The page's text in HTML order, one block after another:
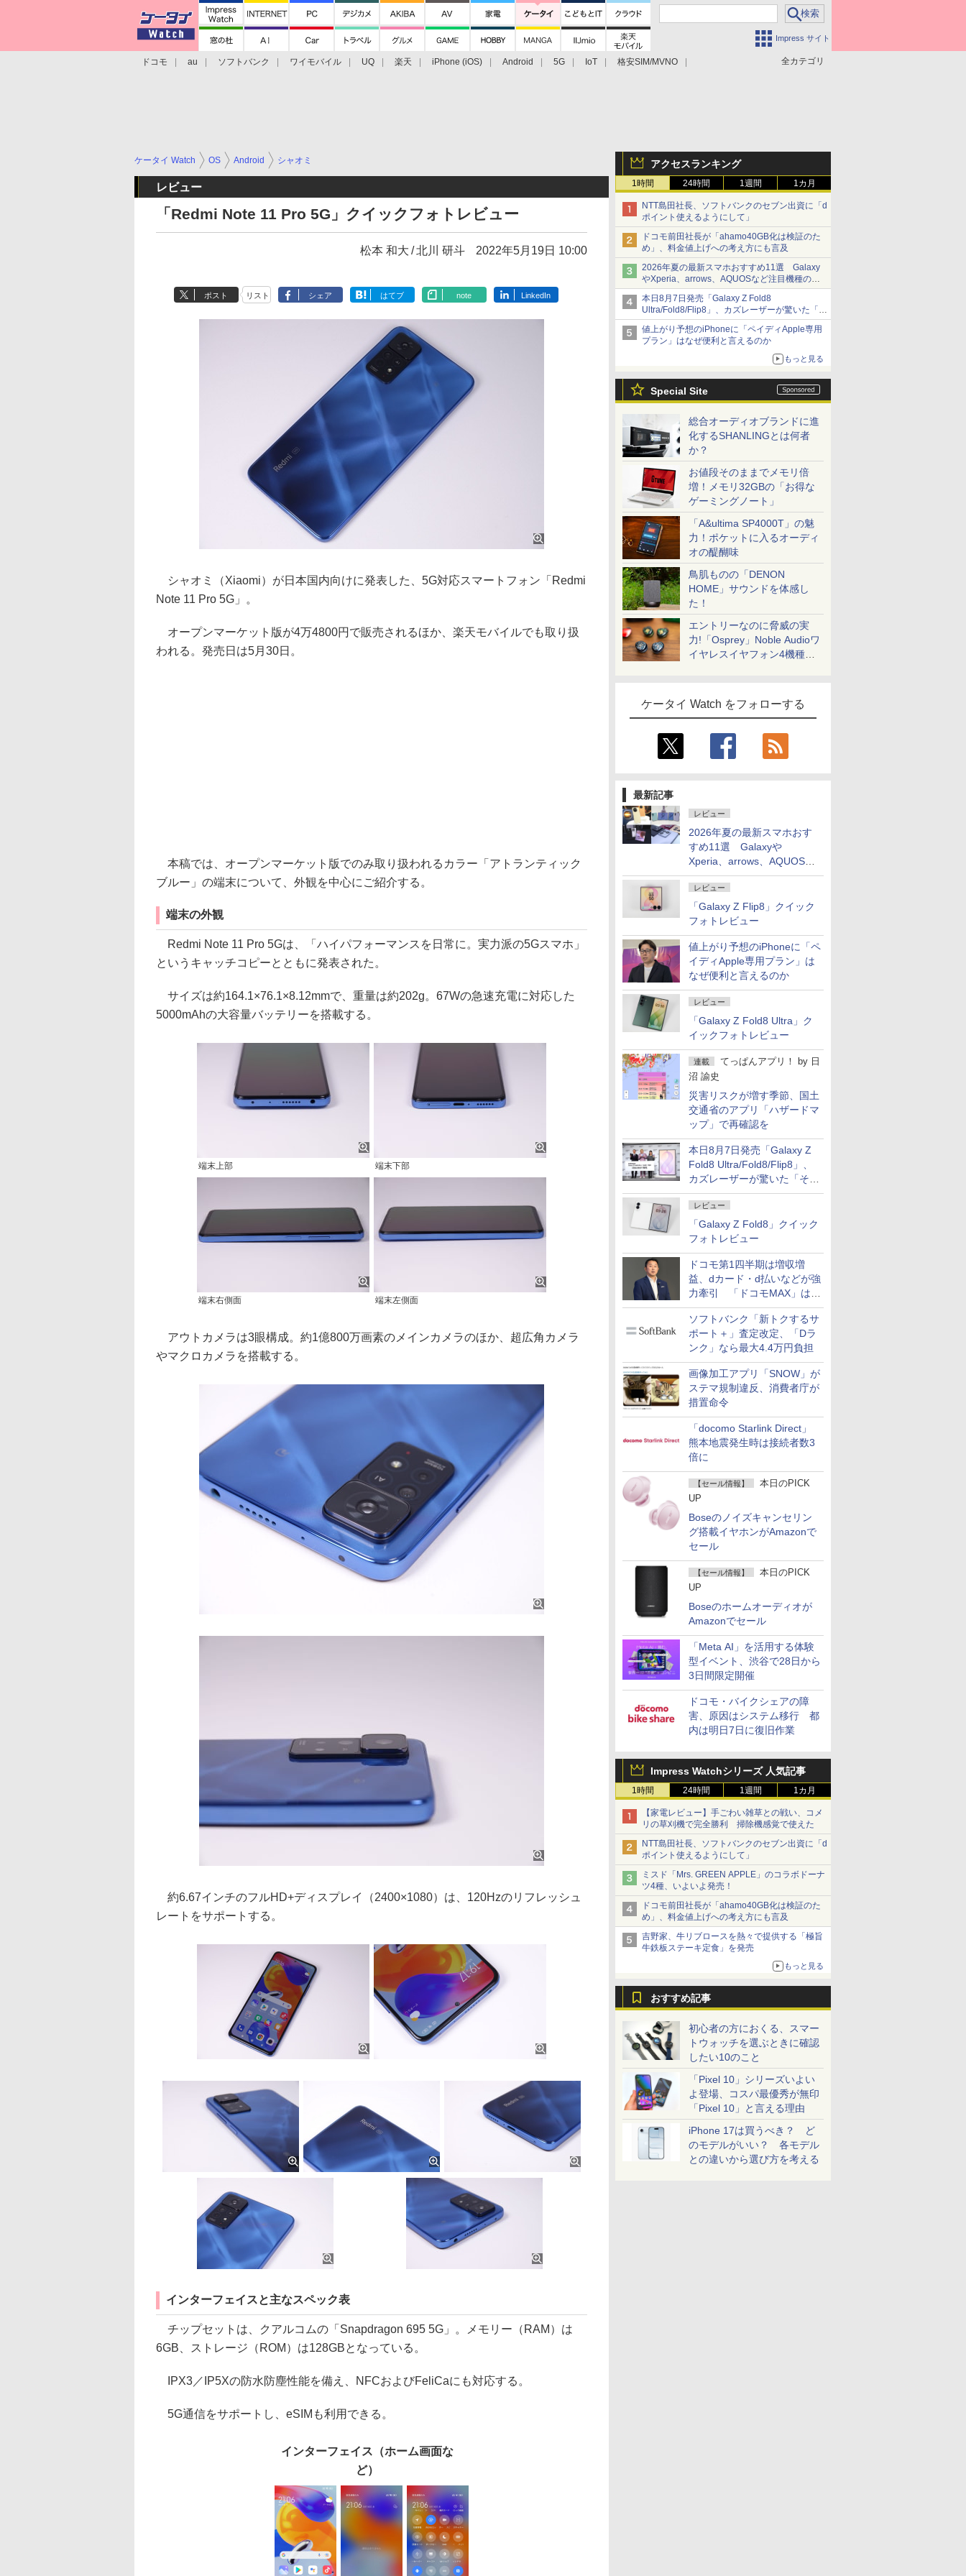
Impress サイト
全カテゴリ
ドコモ au ソフトバンク ワイモバイル UQ 楽天 iPhone (iOS) Android 5G IoT
格安SIM/MVNO
アクセスランキング
1時間 24時間 1週間 1カ月
NTT島田社長、ソフトバンクのセブン出資に「d
ポイント使えるようにして」
ドコモ前田社長が「ahamo40GB化は検証のた
め」、料金値上げへの考え方にも言及
2026年夏の最新スマホおすすめ11選 Galaxy
やXperia、arrows、AQUOSなど注目機種の特
徴は
本日8月7日発売「Galaxy Z Fold8
Ultra/Fold8/Flip8」、カズレーザーが驚いた「そ
ば屋のメニュー並みの薄さ」
値上がり予想のiPhoneに「ペイディApple専用
プラン」はなぜ便利と言えるのか
もっと見る
Special Site
総合オーディオブランドに進
化するSHANLINGとは何者
か？
お値段そのままでメモリ倍
増！メモリ32GBの「お得な
ゲーミングノート」
「A&ultima SP4000T」の魅
力！ポケットに入るオーディ
オの醍醐味
鳥肌ものの「DENON
HOME」サウンドを体感し
た！
エントリーなのに脅威の実
力!「Osprey」Noble Audioワ
イヤレスイヤフォン4機種を
ケータイ Watch をフォローする
最新記事
レビュー
2026年夏の最新スマホおす
すめ11選 Galaxyや
Xperia、arrows、AQUOSな
ど注目機種の特徴は
レビュー
「Galaxy Z Flip8」クイック
フォトレビュー
値上がり予想のiPhoneに「ペ
イディApple専用プラン」は
なぜ便利と言えるのか
レビュー
「Galaxy Z Fold8 Ultra」ク
イックフォトレビュー
連載 てっぱんアプリ！ by 日
沼 諭史
災害リスクが増す季節、国土
交通省のアプリ「ハザードマ
ップ」で再確認を
本日8月7日発売「Galaxy Z
Fold8 Ultra/Fold8/Flip8」、
カズレーザーが驚いた「そば
屋のメニュー並みの薄さ」
レビュー
「Galaxy Z Fold8」クイック
フォトレビュー
ドコモ第1四半期は増収増
益、dカード・d払いなどが強
力牽引 「ドコモMAX」は
400万契約突破
ソフトバンク「新トクするサ
ポート＋」査定改定、「Dラ
ンク」なら最大4.4万円負担
画像加工アプリ「SNOW」が
ステマ規制違反、消費者庁が
措置命令
「docomo Starlink Direct」
熊本地震発生時は接続者数3
倍に
【セール情報】
本日のPICK
UP
Boseのノイズキャンセリン
グ搭載イヤホンがAmazonで
セール
【セール情報】
本日のPICK
UP
Boseのホームオーディオが
Amazonでセール
「Meta AI」を活用する体験
型イベント、渋谷で28日から
3日間限定開催
ドコモ・バイクシェアの障
害、原因はシステム移行 都
内は明日7日に復旧作業
Impress Watchシリーズ 人気記事
1時間 24時間 1週間 1カ月
【家電レビュー】手ごわい雑草との戦い、コメ
リの草刈機で完全勝利 掃除機感覚で使えた
NTT島田社長、ソフトバンクのセブン出資に「d
ポイント使えるようにして」
ミスド「Mrs. GREEN APPLE」のコラボドーナ
ツ4種、いよいよ発売！
ドコモ前田社長が「ahamo40GB化は検証のた
め」、料金値上げへの考え方にも言及
吉野家、牛リブロースを熱々で提供する「極旨
牛鉄板ステーキ定食」を発売
もっと見る
おすすめ記事
初心者の方におくる、スマー
トウォッチを選ぶときに確認
したい10のこと
「Pixel 10」シリーズいよい
よ登場、コスパ最優秀が無印
「Pixel 10」と言える理由
iPhone 17は買うべき？ ど
のモデルがいい？ 各モデル
との違いから選び方を考える
ケータイ Watch OS Android シャオミ
レビュー
「Redmi Note 11 Pro 5G」クイックフォトレビュー
松本 和大 北川 研斗 2022年5月19日 10:00
ポスト リスト シェア はてブ note LinkedIn
シャオミ（Xiaomi）が日本国内向けに発表した、5G対応スマートフォン「Redmi
Note 11 Pro 5G」。
オープンマーケット版が4万4800円で販売されるほか、楽天モバイルでも取り扱
われる。発売日は5月30日。
本稿では、オープンマーケット版でのみ取り扱われるカラー「アトランティック
ブルー」の端末について、外観を中心にご紹介する。
端末の外観
Redmi Note 11 Pro 5Gは、「ハイパフォーマンスを日常に。実力派の5Gスマホ」
というキャッチコピーとともに発表された。
サイズは約164.1×76.1×8.12mmで、重量は約202g。67Wの急速充電に対応した
5000mAhの大容量バッテリーを搭載する。
端末上部 端末下部
端末右側面 端末左側面
アウトカメラは3眼構成。約1億800万画素のメインカメラのほか、超広角カメラ
やマクロカメラを搭載する。
約6.67インチのフルHD+ディスプレイ（2400×1080）は、120Hzのリフレッシュ
レートをサポートする。
インターフェイスと主なスペック表
チップセットは、クアルコムの「Snapdragon 695 5G」。メモリー（RAM）は
6GB、ストレージ（ROM）は128GBとなっている。
IPX3／IP5Xの防水防塵性能を備え、NFCおよびFeliCaにも対応する。
5G通信をサポートし、eSIMも利用できる。
インターフェイス（ホーム画面な
ど）